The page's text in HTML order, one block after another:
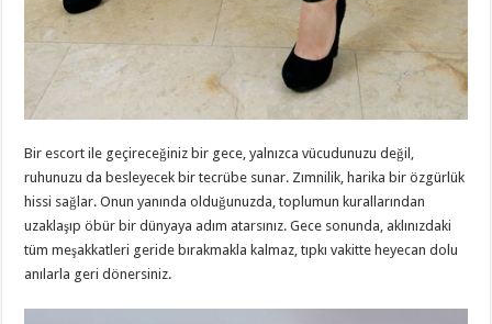
Bir escort ile geçireceğiniz bir gece, yalnızca vücudunuzu değil,
ruhunuzu da besleyecek bir tecrübe sunar. Zımnilik, harika bir özgürlük
hissi sağlar. Onun yanında olduğunuzda, toplumun kurallarından
uzaklaşıp öbür bir dünyaya adım atarsınız. Gece sonunda, aklınızdaki
tüm meşakkatleri geride bırakmakla kalmaz, tıpkı vakitte heyecan dolu
anılarla geri dönersiniz.